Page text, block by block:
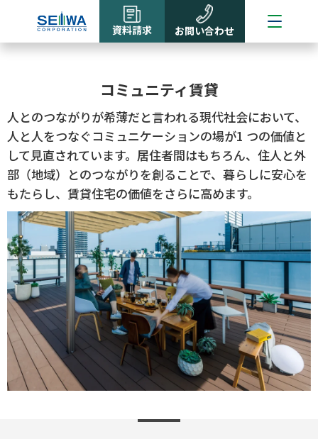
資料請求 お問い合わせ
コミュニティ賃貸
人とのつながりが希薄だと言われる現代社会において、
人と人をつなぐコミュニケーションの場が1 つの価値と
して見直されています。居住者間はもちろん、住人と外
部（地域）とのつながりを創ることで、暮らしに安心を
もたらし、賃貸住宅の価値をさらに高めます。